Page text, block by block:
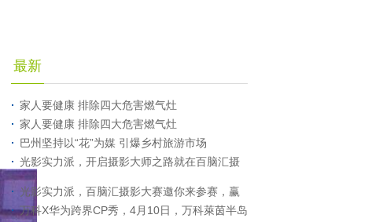
最新
家人要健康 排除四大危害燃气灶
家人要健康 排除四大危害燃气灶
巴州坚持以“花”为媒 引爆乡村旅游市场
光影实力派，开启摄影大师之路就在百脑汇摄
光影实力派，百脑汇摄影大赛邀你来参赛，赢
万科X华为跨界CP秀，4月10日，万科萊茵半岛